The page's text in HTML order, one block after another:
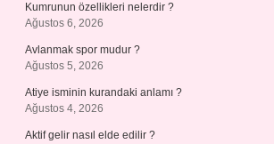
Kumrunun özellikleri nelerdir ?
Ağustos 6, 2026
Avlanmak spor mudur ?
Ağustos 5, 2026
Atiye isminin kurandaki anlamı ?
Ağustos 4, 2026
Aktif gelir nasıl elde edilir ?